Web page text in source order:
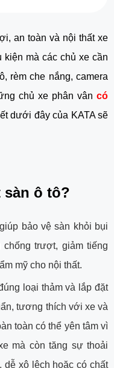
an toàn và nội thất xe
mà các chủ xe cần
rèm che nắng, camera
chủ xe phân vân có
dưới đây của KATA sẽ
sàn ô tô?
bảo vệ sàn khỏi bụi
trượt, giảm tiếng
mỹ cho nội thất.
loại thảm và lắp đặt
tương thích với xe và
toàn có thể yên tâm vì
mà còn tăng sự thoải
dễ xô lệch hoặc có chất